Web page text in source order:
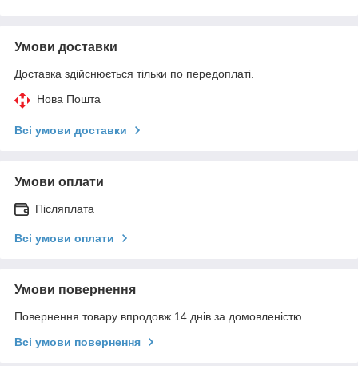
Умови доставки
Доставка здійснюється тільки по передоплаті.
Нова Пошта
Всі умови доставки
Умови оплати
Післяплата
Всі умови оплати
Умови повернення
Повернення товару впродовж 14 днів за домовленістю
Всі умови повернення